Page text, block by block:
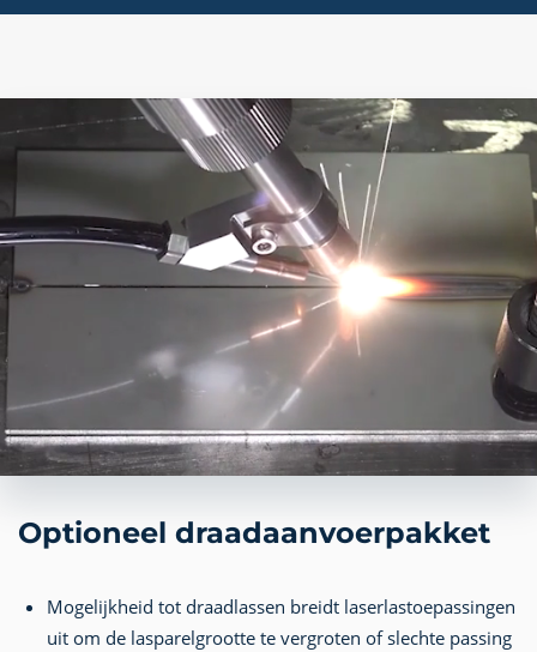
Optioneel draadaanvoerpakket
Mogelijkheid tot draadlassen breidt laserlastoepassingen
uit om de lasparelgrootte te vergroten of slechte passing